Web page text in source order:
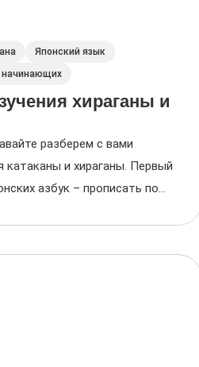
Японский язык
начинающих
хираганы и
разберем с вами
катаканы и хираганы. Первый
азбук – прописать по...